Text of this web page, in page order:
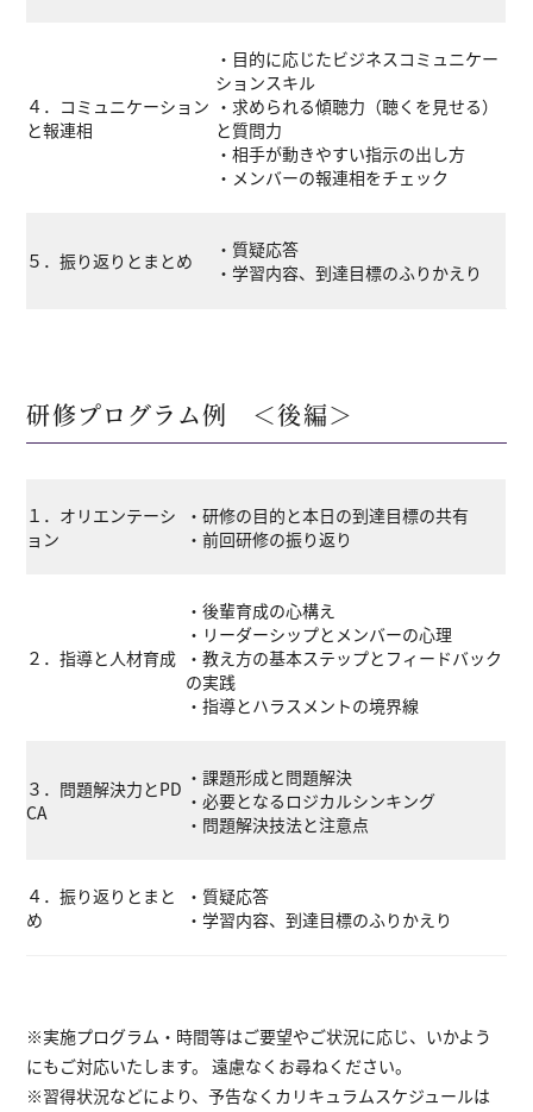
４．コミュニケーション
と報連相
・目的に応じたビジネスコミュニケー
ションスキル
・求められる傾聴力（聴くを見せる）
と質問力
・相手が動きやすい指示の出し方
・メンバーの報連相をチェック
５．振り返りとまとめ
・質疑応答
・学習内容、到達目標のふりかえり
研修プログラム例 ＜後編＞
１．オリエンテーシ
ョン
・研修の目的と本日の到達目標の共有
・前回研修の振り返り
２．指導と人材育成
・後輩育成の心構え
・リーダーシップとメンバーの心理
・教え方の基本ステップとフィードバック
の実践
・指導とハラスメントの境界線
３．問題解決力とPD
CA
・課題形成と問題解決
・必要となるロジカルシンキング
・問題解決技法と注意点
４．振り返りとまと
め
・質疑応答
・学習内容、到達目標のふりかえり
※実施プログラム・時間等はご要望やご状況に応じ、いかよう
にもご対応いたします。 遠慮なくお尋ねください。
※習得状況などにより、予告なくカリキュラムスケジュールは